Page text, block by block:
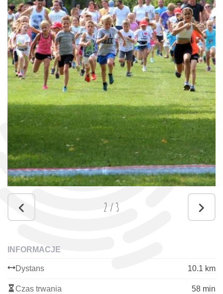
2 /3
INFORMACJE
Dystans 10.1 km
Czas trwania 58 min